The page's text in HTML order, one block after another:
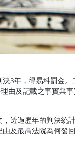
3年，得易科罰金
由及記載之事實與
，透過歷年的判決統
及最高法院為何發